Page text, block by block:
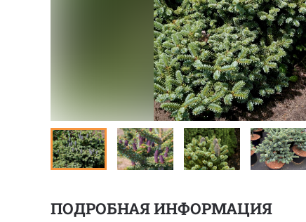
ПОДРОБНАЯ ИНФОРМАЦИЯ